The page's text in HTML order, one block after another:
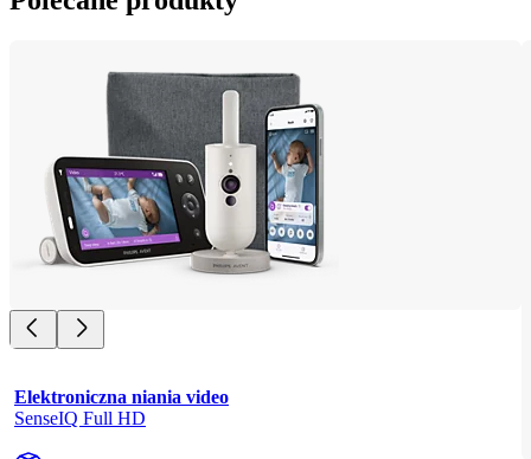
Elektroniczna niania video
SenseIQ Full HD